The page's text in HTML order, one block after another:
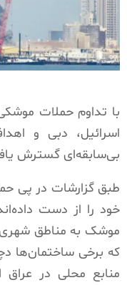
با تداوم حملات
اسرائیل، دبی و
بی‌سابقه‌ای گسترش
طبق گزارشات در پی
خود را از دست
موشک به مناطق شهری
که برخی ساختمان‌ها
منابع محلی در عراق